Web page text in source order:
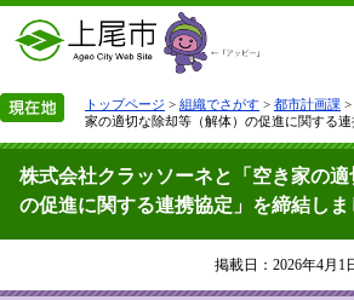
トップページ > 組織でさがす > 都市計画課 >
家の適切な除却等（解体）の促進に関する
株式会社クラッソーネと「空き家の適
の促進に関する連携協定」を締結しま
掲載日：2026年4月1